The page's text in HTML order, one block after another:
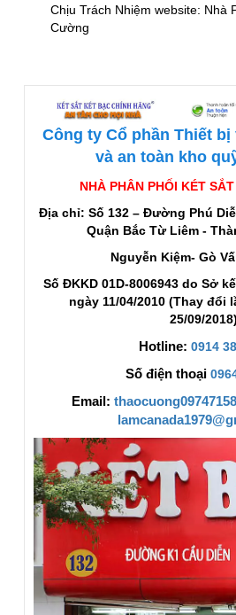
Chịu Trách Nhiệm website: Nhà
Cường
Công ty Cổ phần Thiết
và an toàn kho
NHÀ PHÂN PHỐI KÉT
Địa chỉ: Số 132 – Đường Phú
Quận Bắc Từ Liêm -
Nguyễn Kiệm- Gò
Số ĐKKD 01D-8006943 do Sở
ngày 11/04/2010 (Thay đổi
25/09/2018)
Hotline: 0914
Số điện thoại
Email: